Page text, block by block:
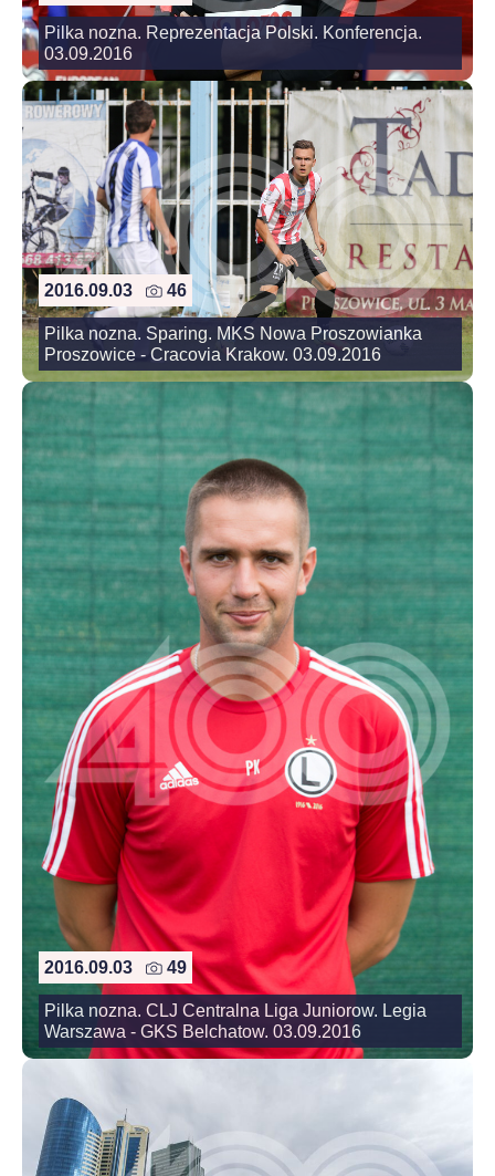
Pilka nozna. Reprezentacja Polski. Konferencja.
03.09.2016
2016.09.03 46
Pilka nozna. Sparing. MKS Nowa Proszowianka
Proszowice - Cracovia Krakow. 03.09.2016
2016.09.03 49
Pilka nozna. CLJ Centralna Liga Juniorow. Legia
Warszawa - GKS Belchatow. 03.09.2016